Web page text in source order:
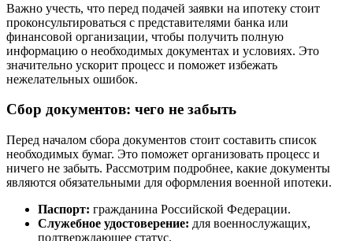
Важно учесть, что перед подачей заявки на ипотеку стоит
проконсультироваться с представителями банка или
финансовой организации, чтобы получить полную
информацию о необходимых документах и условиях. Это
значительно ускорит процесс и поможет избежать
нежелательных ошибок.
Сбор документов: чего не забыть
Перед началом сбора документов стоит составить список
необходимых бумаг. Это поможет организовать процесс и
ничего не забыть. Рассмотрим подробнее, какие документы
являются обязательными для оформления военной ипотеки.
Паспорт: гражданина Российской Федерации.
Служебное удостоверение: для военнослужащих,
подтверждающее статус.